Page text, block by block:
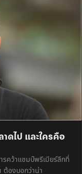
ดไป และใครคือ
รคว้าแชมป์พรีเมียร์ลีกที่
ต้องบอกว่าน่า